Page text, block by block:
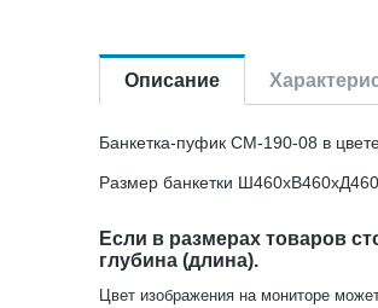
Описание
Банкетка-пуфик СМ-190-08 в
Размер банкетки
Если в размерах товаров
глубина (длина).
Цвет изображения на мониторе